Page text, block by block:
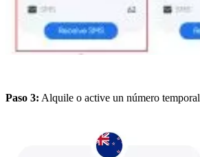
Paso 3: Alquile o active un número temporal